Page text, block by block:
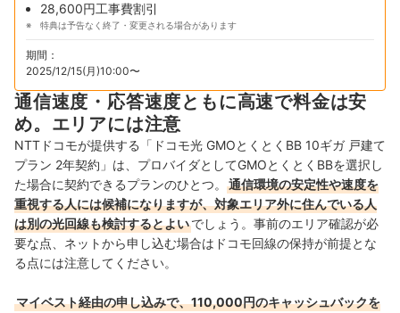
28,600円工事費割引
特典は予告なく終了・変更される場合があります
期間：
2025/12/15(月)10:00〜
通信速度・応答速度ともに高速で料金は安
め。エリアには注意
NTTドコモが提供する「ドコモ光 GMOとくとくBB 10ギガ 戸建て
プラン 2年契約」は、プロバイダとしてGMOとくとくBBを選択し
た場合に契約できるプランのひとつ。
通信環境の安定性や速度を
重視する人には候補になりますが、対象エリア外に住んでいる人
は別の光回線も検討するとよいでしょう。事前のエリア確認が必
要な点、ネットから申し込む場合はドコモ回線の保持が前提とな
る点には注意してください。
マイベスト経由の申し込みで、110,000円のキャッシュバックを